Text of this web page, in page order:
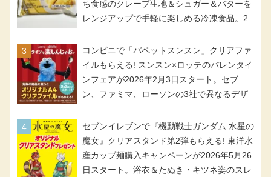
ち食感のクレープ生地＆シュガー＆バターを
レンジアップで手軽に楽しめる冷凍食品。2
コンビニで「パペットスンスン」クリアファ
イルもらえる! スンスン×ロッテのバレンタイ
ンフェアが2026年2月3日スタート。セブ
ン、ファミマ、ローソンの3社で異なるデザ
セブンイレブンで『機動戦士ガンダム 水星の
魔女』クリアスタンド第2弾もらえる! 東洋水
産カップ麺購入キャンペーンが2026年5月26
日スタート。浴衣＆たぬき・キツネ姿のスレ